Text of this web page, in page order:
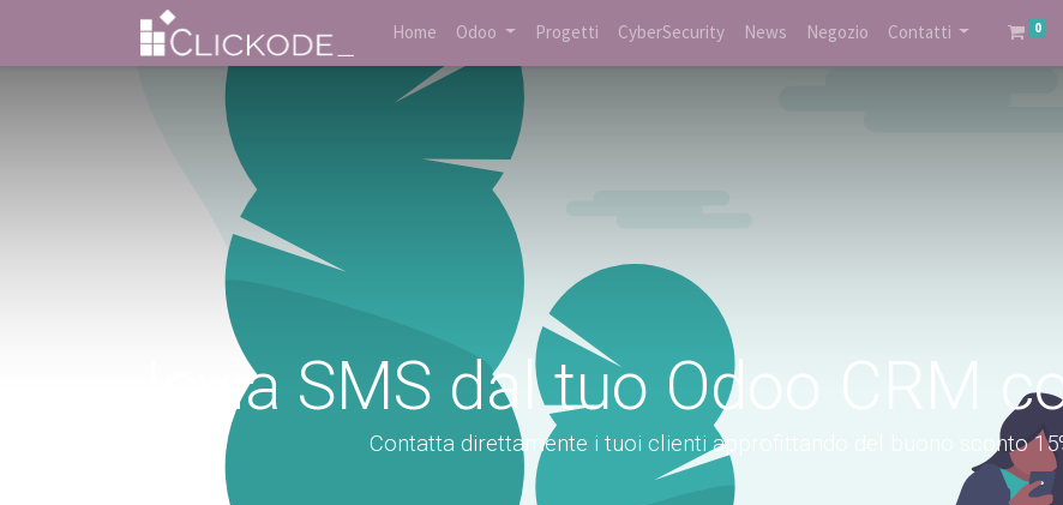
Home Odoo Progetti CyberSecurity News Negozio Contatti 0
Invia SMS dal tuo Odoo CRM
Contatta direttamente i tuoi clienti approfittando del buono sconto